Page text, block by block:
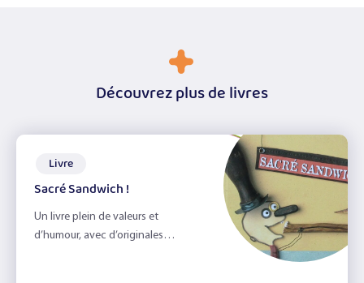
Découvrez plus de livres
Livre
Sacré Sandwich !
Un livre plein de valeurs et
d’humour, avec d’originales